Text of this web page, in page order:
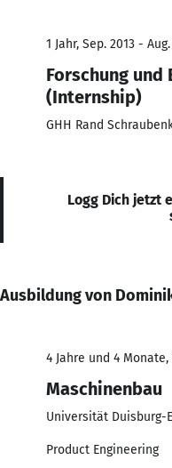
1 Jahr, Sep. 2013 -
Forschung und
(Internship)
GHH Rand
Logg Dich jetzt
Ausbildung von
4 Jahre und 4 Monate,
Maschinenbau
Universität Duisburg-
Product Engineering